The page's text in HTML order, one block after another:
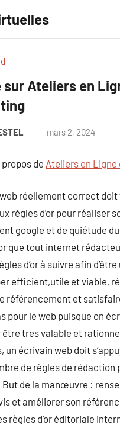
sur Ateliers en
mars 2, 2024
de Ateliers en Ligne
réellement correct
règles d’or pour réaliser
google et de quiétude
que tout internet
d’or à suivre afin
efficient,utile et viable,
référencement et
pour le web puisque on
être tres valable et
un écrivain web doit
de règles de rédaction
But de la manœuvre :
et améliorer son
règles d’or éditoriale